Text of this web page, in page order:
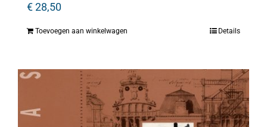
€28,50
Toevoegen aan winkelwagen Details